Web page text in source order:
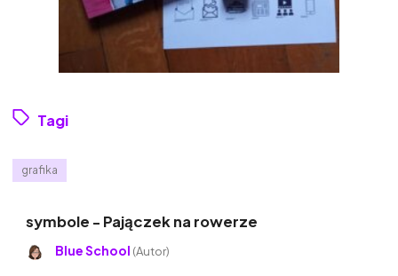
Tagi
grafika
symbole - Pajączek na rowerze
Blue School (Autor)